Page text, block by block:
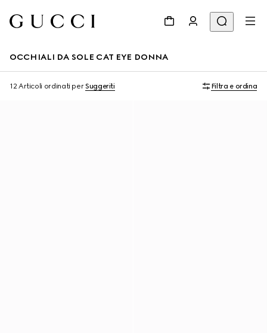
OCCHIALI DA SOLE CAT EYE DONNA
12 Articoli ordinati perSuggeriti Filtra e ordina